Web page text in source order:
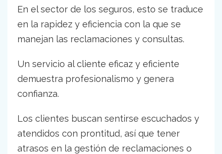
En el sector de los seguros, esto se traduce
en la rapidez y eficiencia con la que se
manejan las reclamaciones y consultas.
Un servicio al cliente eficaz y eficiente
demuestra profesionalismo y genera
confianza.
Los clientes buscan sentirse escuchados y
atendidos con prontitud, así que tener
atrasos en la gestión de reclamaciones o